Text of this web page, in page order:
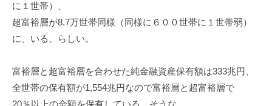
に１世帯）、
超富裕層が8.7万世帯同様（同様に６００世帯に１世帯弱）
に、いる、らしい。
富裕層と超富裕層を合わせた純金融資産保有額は333兆円、
全世帯の保有額が1,554兆円なので富裕層と超富裕層で